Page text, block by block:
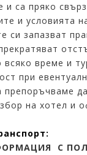
и са пряко
и условията
си запазват
време и
при
препоръчваме
на хотел и
С